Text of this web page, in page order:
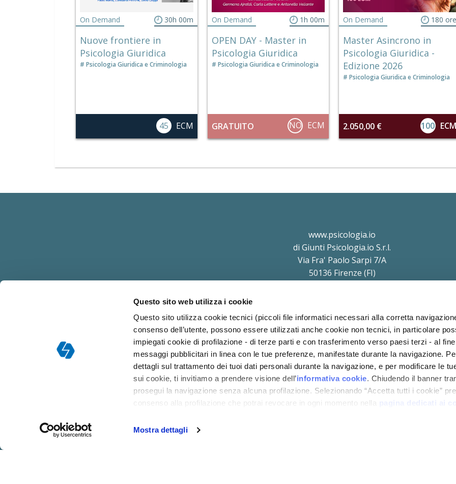
Questo sito web utilizza i cookie
Questo sito utilizza cookie tecnici (piccoli file informatici necessari alla corretta
consenso dell’utente, possono essere utilizzati anche cookie non tecnici, in particolare
impiegati cookie di profilazione - di terze parti e con trasferimento verso paesi terzi - al
messaggi pubblicitari in linea con le tue preferenze, manifestate durante la navigazione.
dettagli sul trattamento dei tuoi dati personali durante la navigazione, e per modificare le
sui cookie, ti invitiamo a prendere visione dell’informativa cookie. Chiudendo il banner
prosegui la navigazione senza alcuna profilazione. Selezionando “Accetta tutti i cookie”
consenso alla profilazione che potrai revocare in ogni momento nella
pagina dedicati ai
Mostra dettagli
On Demand 30h 00m
Nuove frontiere in
Psicologia Giuridica
Psicologia Giuridica e Criminologia
45 ECM
On Demand 1h 00m
OPEN DAY - Master in
Psicologia Giuridica
Psicologia Giuridica e Criminologia
GRATUITO NO ECM
On Demand 180 ore
Master Asincrono in
Psicologia Giuridica -
Edizione 2026
Psicologia Giuridica e Criminologia
2.050,00 € 100 ECM
www.psicologia.io
di Giunti Psicologia.io S.r.l.
Via Fra' Paolo Sarpi 7/A
50136 Firenze (FI)
soggetta a direzione e coordinamento di Holding Daniel S.r.l.
CHI
DOCENTI